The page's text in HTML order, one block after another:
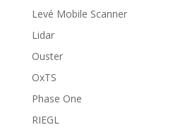
Levé Mobile Scanner
Lidar
Ouster
OxTS
Phase One
RIEGL